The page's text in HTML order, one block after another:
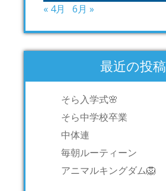
« 4月 6月 »
最近の投稿
そら入学式🌸
そら中学校卒業
中体連
毎朝ルーティーン
アニマルキングダム🦁